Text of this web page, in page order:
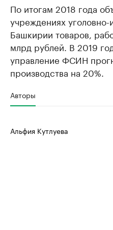
По итогам 2018 года
учреждениях
Башкирии товаров,
млрд рублей. В 2019
управление ФСИН
производства на 20%.
Авторы
Альфия Кутлуева